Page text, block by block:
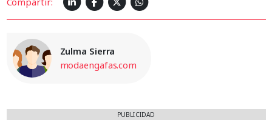
Zulma Sierra
modaengafas.com
PUBLICIDAD